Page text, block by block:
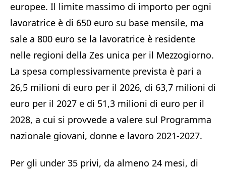
europee. Il limite massimo di importo per ogni
lavoratrice è di 650 euro su base mensile, ma
sale a 800 euro se la lavoratrice è residente
nelle regioni della Zes unica per il Mezzogiorno.
La spesa complessivamente prevista è pari a
26,5 milioni di euro per il 2026, di 63,7 milioni di
euro per il 2027 e di 51,3 milioni di euro per il
2028, a cui si provvede a valere sul Programma
nazionale giovani, donne e lavoro 2021-2027.
Per gli under 35 privi, da almeno 24 mesi, di